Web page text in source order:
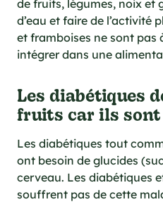
de fruits, légumes, noix et
d’eau et faire de l’activité
et framboises ne sont pas
intégrer dans une
Les diabétiques
fruits car ils
Les diabétiques tout
ont besoin de glucides
cerveau. Les diabétiques
souffrent pas de cette